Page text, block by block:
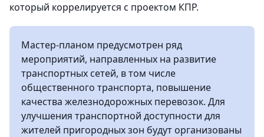
который коррелируется с проектом КПР.
Мастер-планом предусмотрен ряд
мероприятий, направленных на развитие
транспортных сетей, в том числе
общественного транспорта, повышение
качества железнодорожных перевозок. Для
улучшения транспортной доступности для
жителей пригородных зон будут организованы